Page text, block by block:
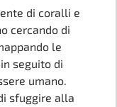
di coralli e
cercando di
le
seguito di
umano.
sfuggire alla